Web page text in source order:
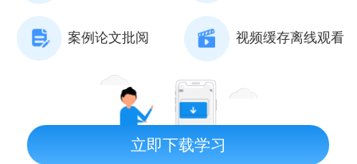
案例论文批阅 视频缓存离线观看
立即下载学习